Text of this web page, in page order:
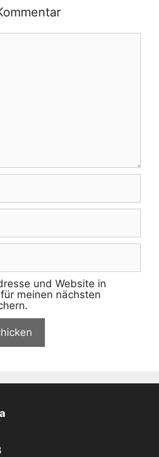
und Website in
meinen nächsten